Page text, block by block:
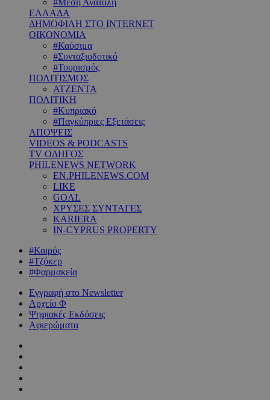
#Μέση Ανατολή
ΕΛΛΑΔΑ
ΔΗΜΟΦΙΛΗ ΣΤΟ INTERNET
ΟΙΚΟΝΟΜΙΑ
#Καύσιμα
#Συνταξιοδοτικό
#Τουρισμός
ΠΟΛΙΤΙΣΜΟΣ
ΑΤΖΕΝΤΑ
ΠΟΛΙΤΙΚΗ
#Κυπριακό
#Παγκύπριες Εξετάσεις
ΑΠΟΨΕΙΣ
VIDEOS & PODCASTS
TV ΟΔΗΓΟΣ
PHILENEWS NETWORK
EN.PHILENEWS.COM
LIKE
GOAL
ΧΡΥΣΕΣ ΣΥΝΤΑΓΕΣ
KARIERA
IN-CYPRUS PROPERTY
#Καιρός
#Τζόκερ
#Φαρμακεία
Εγγραφή στο Newsletter
Αρχείο Φ
Ψηφιακές Εκδόσεις
Αφιερώματα